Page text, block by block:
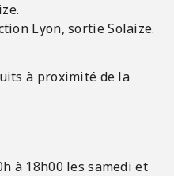
Lyon, sortie Solaize.
à proximité de la
à 18h00 les samedi et